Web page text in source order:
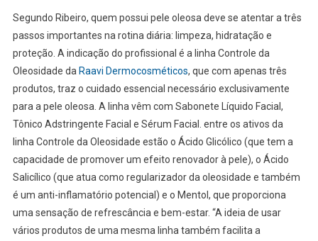
Segundo Ribeiro, quem possui pele oleosa deve se atentar a três
passos importantes na rotina diária: limpeza, hidratação e
proteção. A indicação do profissional é a linha Controle da
Oleosidade da Raavi Dermocosméticos, que com apenas três
produtos, traz o cuidado essencial necessário exclusivamente
para a pele oleosa. A linha vêm com Sabonete Líquido Facial,
Tônico Adstringente Facial e Sérum Facial. entre os ativos da
linha Controle da Oleosidade estão o Ácido Glicólico (que tem a
capacidade de promover um efeito renovador à pele), o Ácido
Salicílico (que atua como regularizador da oleosidade e também
é um anti-inflamatório potencial) e o Mentol, que proporciona
uma sensação de refrescância e bem-estar. “A ideia de usar
vários produtos de uma mesma linha também facilita a